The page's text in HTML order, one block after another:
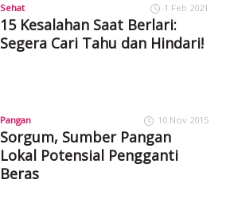
Sehat 1 Feb 2021
15 Kesalahan Saat Berlari:
Segera Cari Tahu dan Hindari!
Pangan 10 Nov 2015
Sorgum, Sumber Pangan
Lokal Potensial Pengganti
Beras